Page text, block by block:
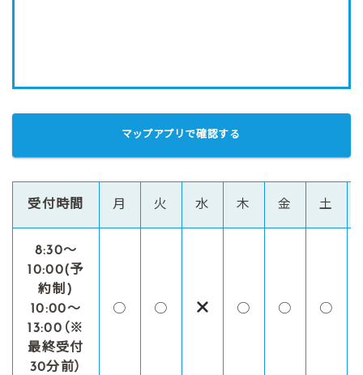
マップアプリで確認する
受付時間 月 火 水 木 金 土
8:30〜
10:00(予
約制)
10:00～
13:00（※
最終受付
30分前）
○ ○ ○ ○
○